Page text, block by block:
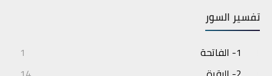
تفسير السور
1- الفاتحة
1